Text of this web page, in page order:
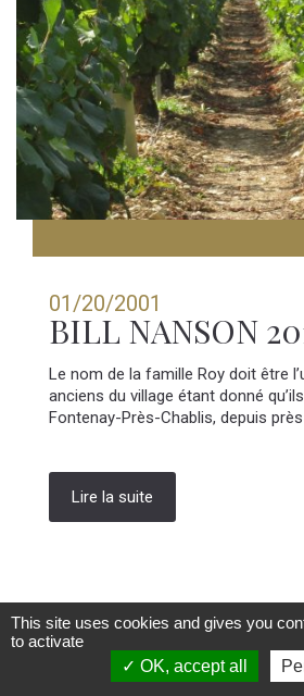
01/20/2001
BILL NANSON
Le nom de la famille Roy doit être
anciens du village étant donné
Fontenay-Près-Chablis, depuis
Lire la suite
This site uses cookies and gives you
to activate
OK, accept all